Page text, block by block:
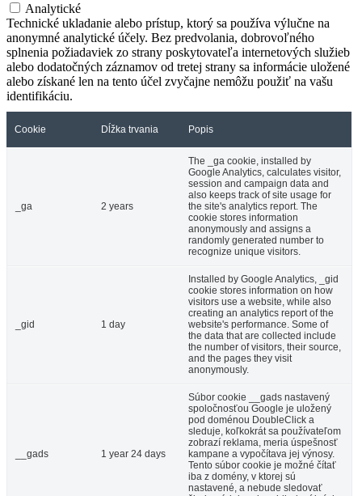
Analytické
Technické ukladanie alebo prístup, ktorý sa používa výlučne na
anonymné analytické účely. Bez predvolania, dobrovoľného
splnenia požiadaviek zo strany poskytovateľa internetových služieb
alebo dodatočných záznamov od tretej strany sa informácie uložené
alebo získané len na tento účel zvyčajne nemôžu použiť na vašu
identifikáciu.
Cookie Dĺžka trvania Popis
_ga 2 years
The _ga cookie, installed by
Google Analytics, calculates visitor,
session and campaign data and
also keeps track of site usage for
the site's analytics report. The
cookie stores information
anonymously and assigns a
randomly generated number to
recognize unique visitors.
_gid 1 day
Installed by Google Analytics, _gid
cookie stores information on how
visitors use a website, while also
creating an analytics report of the
website's performance. Some of
the data that are collected include
the number of visitors, their source,
and the pages they visit
anonymously.
__gads 1 year 24 days
Súbor cookie __gads nastavený
spoločnosťou Google je uložený
pod doménou DoubleClick a
sleduje, koľkokrát sa používateľom
zobrazí reklama, meria úspešnosť
kampane a vypočítava jej výnosy.
Tento súbor cookie je možné čítať
iba z domény, v ktorej sú
nastavené, a nebude sledovať